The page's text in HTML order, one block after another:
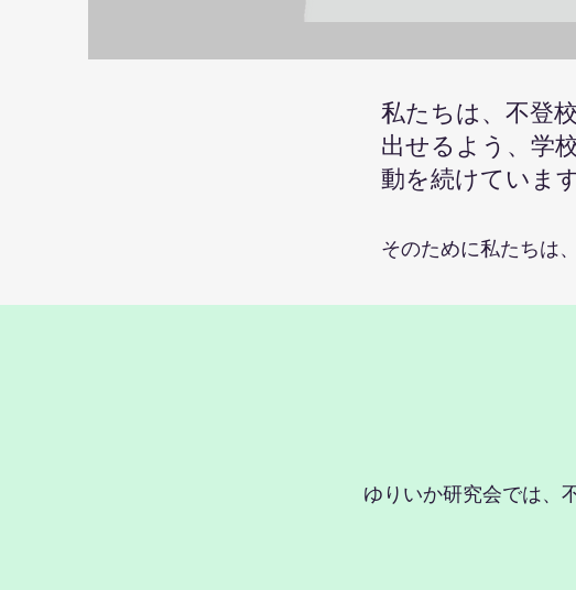
私たちは、不登
出せるよう、学
動を続けています
そのために私たちは
ゆりいか研究会では、